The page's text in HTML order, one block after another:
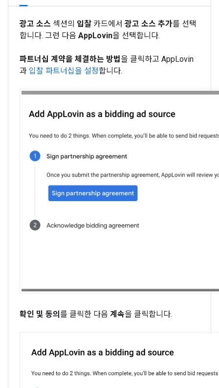
광고 소스 섹션의 입찰 카드에서광고 소스 추가를 선택
합니다. 그런 다음 AppLovin을 선택합니다.
파트너십 계약을 체결하는 방법을 클릭하고 AppLovin
과 입찰 파트너십을 설정합니다.
확인 및 동의 를 클릭한 다음 계속을 클릭합니다.